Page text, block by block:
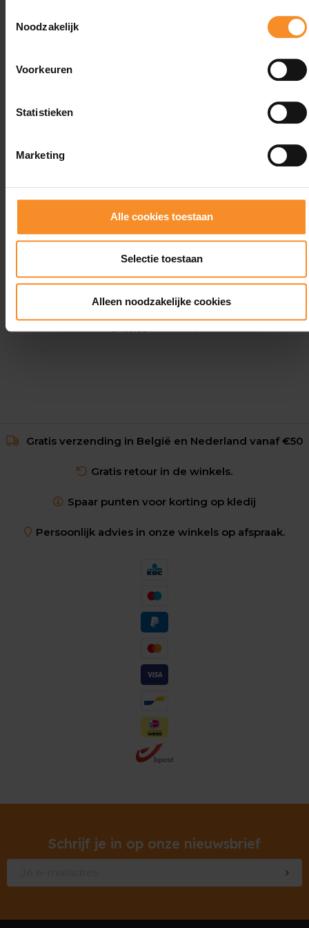
Noodzakelijk
Voorkeuren
Statistieken
Marketing
Alle cookies toestaan
Selectie toestaan
Alleen noodzakelijke cookies
ASICS
€ 159.95 € 99.00
Gratis verzending in België en Nederland vanaf €50
Gratis retour in de winkels.
Spaar punten voor korting op kledij
Persoonlijk advies in onze winkels op afspraak.
Schrijf je in op onze nieuwsbrief